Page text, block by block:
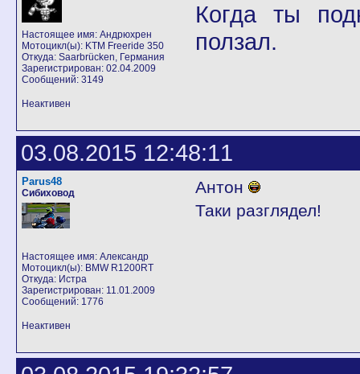
Настоящее имя: Андрюхрен
Мотоцикл(ы): KTM Freeride 350
Откуда: Saarbrücken, Германия
Зарегистрирован: 02.04.2009
Сообщений: 3149
Когда ты
ползал.
Неактивен
03.08.2015 12:48:11
Parus48
Сибиховод
Настоящее имя: Александр
Мотоцикл(ы): BMW R1200RT
Откуда: Истра
Зарегистрирован: 11.01.2009
Сообщений: 1776
Антон
Таки разглядел!
Неактивен